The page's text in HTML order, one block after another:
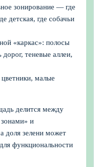
зонирование — где
детская, где собачьи
«каркас»: полосы
теневые аллеи,
малые
делится между
и
доля зелени может
функциональности